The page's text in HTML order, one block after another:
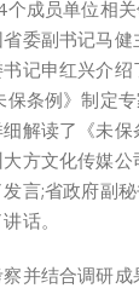
成员单位相
委副书记马
记申红兴介
条例》制定
解读了《未保
方文化传媒公
言;省政府副
话。
结合调研成